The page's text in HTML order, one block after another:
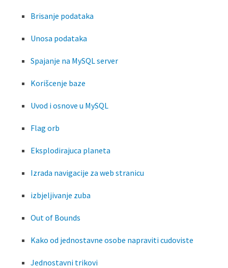
Brisanje podataka
Unosa podataka
Spajanje na MySQL server
Korišcenje baze
Uvod i osnove u MySQL
Flag orb
Eksplodirajuca planeta
Izrada navigacije za web stranicu
izbjeljivanje zuba
Out of Bounds
Kako od jednostavne osobe napraviti cudoviste
Jednostavni trikovi